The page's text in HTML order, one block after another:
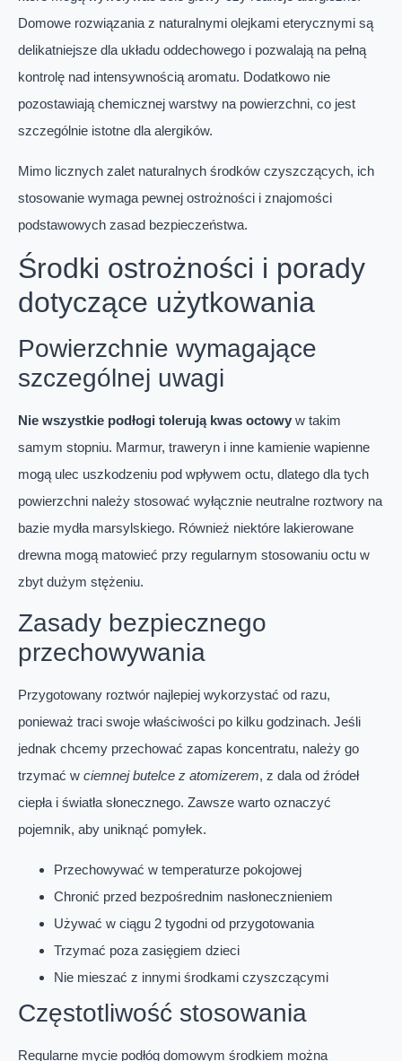
Domowe rozwiązania z naturalnymi olejkami eterycznymi są
delikatniejsze dla układu oddechowego i pozwalają na pełną
kontrolę nad intensywnością aromatu. Dodatkowo nie
pozostawiają chemicznej warstwy na powierzchni, co jest
szczególnie istotne dla alergików.
Mimo licznych zalet naturalnych środków czyszczących, ich
stosowanie wymaga pewnej ostrożności i znajomości
podstawowych zasad bezpieczeństwa.
Środki ostrożności i porady
dotyczące użytkowania
Powierzchnie wymagające
szczególnej uwagi
Nie wszystkie podłogi tolerują kwas octowy w takim
samym stopniu. Marmur, traweryn i inne kamienie wapienne
mogą ulec uszkodzeniu pod wpływem octu, dlatego dla tych
powierzchni należy stosować wyłącznie neutralne roztwory na
bazie mydła marsylskiego. Również niektóre lakierowane
drewna mogą matowieć przy regularnym stosowaniu octu w
zbyt dużym stężeniu.
Zasady bezpiecznego
przechowywania
Przygotowany roztwór najlepiej wykorzystać od razu,
ponieważ traci swoje właściwości po kilku godzinach. Jeśli
jednak chcemy przechować zapas koncentratu, należy go
trzymać w ciemnej butelce z atomizerem, z dala od źródeł
ciepła i światła słonecznego. Zawsze warto oznaczyć
pojemnik, aby uniknąć pomyłek.
Przechowywać w temperaturze pokojowej
Chronić przed bezpośrednim nasłonecznieniem
Używać w ciągu 2 tygodni od przygotowania
Trzymać poza zasięgiem dzieci
Nie mieszać z innymi środkami czyszczącymi
Częstotliwość stosowania
Regularne mycie podłóg domowym środkiem można